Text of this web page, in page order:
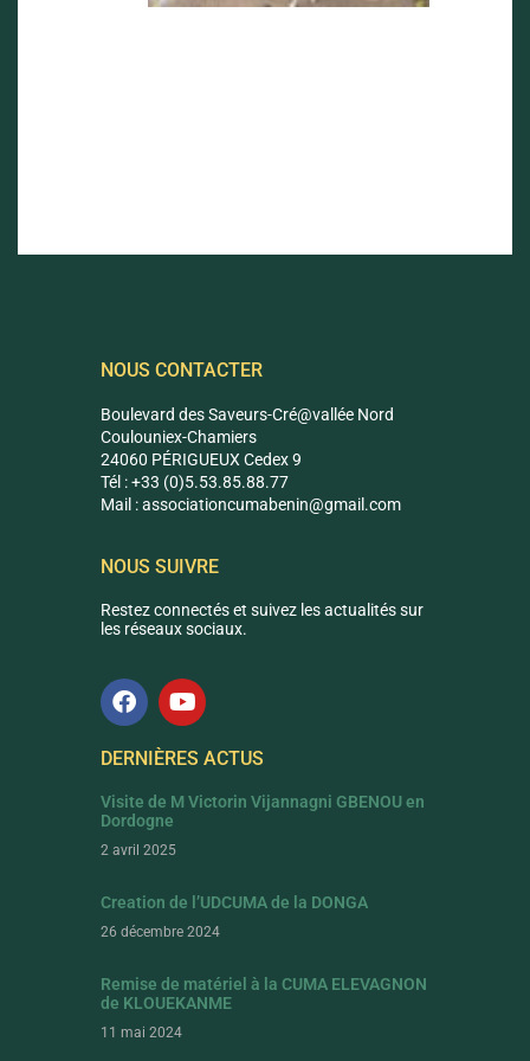
NOUS CONTACTER
Boulevard des Saveurs-Cré@vallée Nord
Coulouniex-Chamiers
24060 PÉRIGUEUX Cedex 9
Tél : +33 (0)5.53.85.88.77
Mail :associationcumabenin@gmail.com
NOUS SUIVRE
Restez connectés et suivez les actualités sur
les réseaux sociaux.
DERNIÈRES ACTUS
Visite de M Victorin Vijannagni GBENOU en
Dordogne
2 avril 2025
Creation de l’UDCUMA de la DONGA
26 décembre 2024
Remise de matériel à la CUMA ELEVAGNON
de KLOUEKANME
11 mai 2024